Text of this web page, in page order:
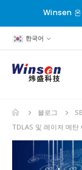
Winsen 온
한국어
블로그
TDLAS 및 레이저 메탄